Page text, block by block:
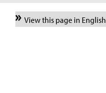
View this page in English